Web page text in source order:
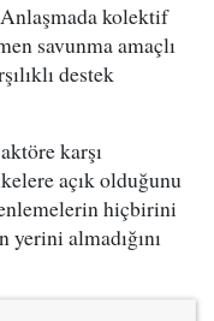
kolektif
savunma amaçlı
destek
karşı
açık olduğunu
hiçbirini
yerini almadığını